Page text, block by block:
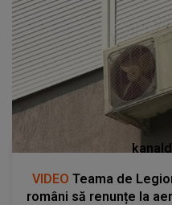
VIDEO Teama de
români să renunțe la